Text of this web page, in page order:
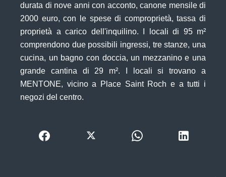
durata di nove anni con acconto, canone mensile di
2000 euro, con le spese di comproprietà, tassa di
proprietà a carico dell'inquilino. I locali di 95 m²
comprendono due possibili ingressi, tre stanze, una
cucina, un bagno con doccia, un mezzanino e una
grande cantina di 29 m². I locali si trovano a
MENTONE, vicino a Place Saint Roch e a tutti i
negozi del centro.